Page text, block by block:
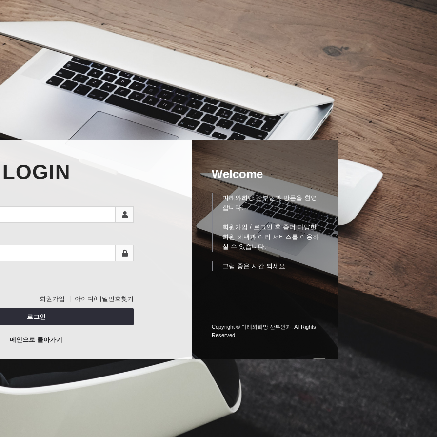
LOGIN
회원가입 아이디/비밀번호찾기
로그인
메인으로 돌아가기
Welcome
미래와희망 산부인과 방문을 환영
합니다.
회원가입 / 로그인 후 좀더 다양한
회원 혜택과 여러 서비스를 이용하
실 수 있습니다.
그럼 좋은 시간 되세요.
Copyright © 미래와희망 산부인과. All Rights
Reserved.